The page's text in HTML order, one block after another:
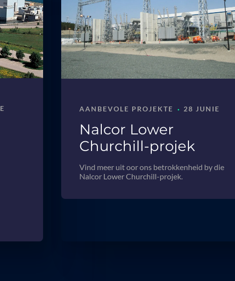
Nalcor Lower
Churchill-projek
AANBEVOLE PROJEKTE · 28 JUNIE
Vind meer uit oor ons betrokkenheid by die
Nalcor Lower Churchill-projek.